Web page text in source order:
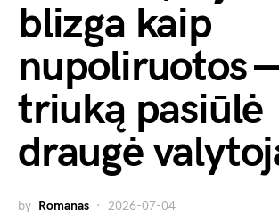
blizga kaip
nupoliruotos
triuką pasiūlė
draugė
by Romanas 2026-07-04